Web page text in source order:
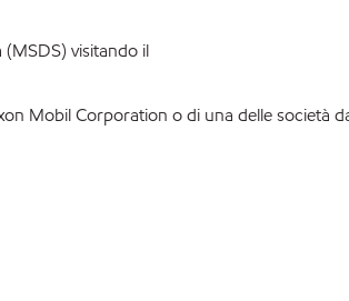
visitando il
Mobil Corporation o di una delle società